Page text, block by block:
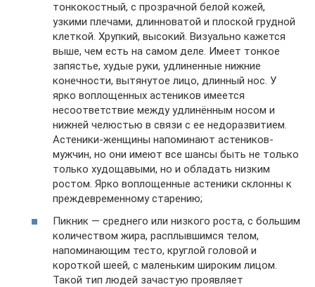
тонкокостный, с прозрачной белой кожей,
узкими плечами, длинноватой и плоской грудной
клеткой. Хрупкий, высокий. Визуально кажется
выше, чем есть на самом деле. Имеет тонкое
запястье, худые руки, удлиненные нижние
конечности, вытянутое лицо, длинный нос. У
ярко воплощенных астеников имеется
несоответствие между удлинённым носом и
нижней челюстью в связи с ее недоразвитием.
Астеники-женщины напоминают астеников-
мужчин, но они имеют все шансы быть не только
только худощавыми, но и обладать низким
ростом. Ярко воплощенные астеники склонны к
преждевременному старению;
Пикник — среднего или низкого роста, с большим
количеством жира, расплывшимся телом,
напоминающим тесто, круглой головой и
короткой шеей, с маленьким широким лицом.
Такой тип людей зачастую проявляет